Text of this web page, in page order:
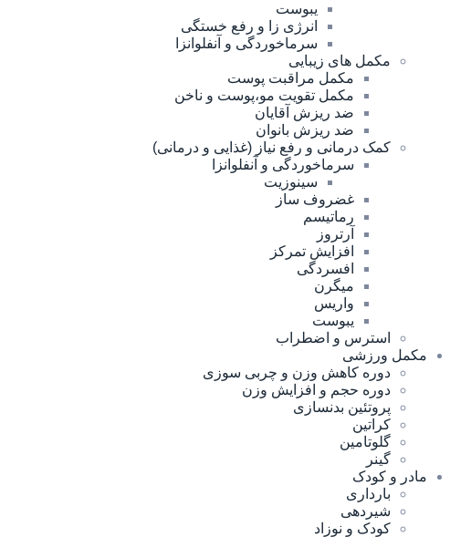
یبوست
انرژی زا و رفع خستگی
سرماخوردگی و آنفلوانزا
مکمل های زیبایی
مکمل مراقبت پوست
مکمل تقویت مو،پوست و ناخن
ضد ریزش آقایان
ضد ریزش بانوان
کمک درمانی و رفع نیاز (غذایی و درمانی)
سرماخوردگی و آنفلوانزا
سینوزیت
غضروف ساز
رماتیسم
آرتروز
افزایش تمرکز
افسردگی
میگرن
واریس
یبوست
استرس و اضطراب
مکمل ورزشی
دوره کاهش وزن و چربی سوزی
دوره حجم و افزایش وزن
پروتئین بدنسازی
کراتین
گلوتامین
گینر
مادر و کودک
بارداری
شیردهی
کودک و نوزاد